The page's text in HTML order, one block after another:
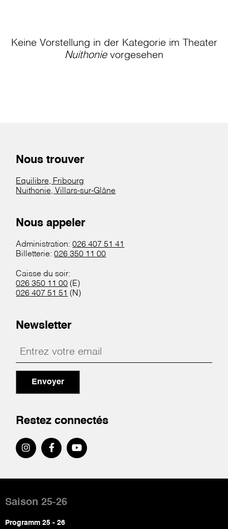
Keine Vorstellung in der Kategorie im Theater
Nuithonievorgesehen
Nous trouver
Equilibre, Fribourg
Nuithonie, Villars-sur-Glâne
Nous appeler
Administration:026 407 51 41
Billetterie:026 350 11 00
Caisse du soir:
026 350 11 00 (E)
026 407 51 51 (N)
Newsletter
Envoyer
Restez connectés
de
page
Saison 25-26
Programm 25 - 26